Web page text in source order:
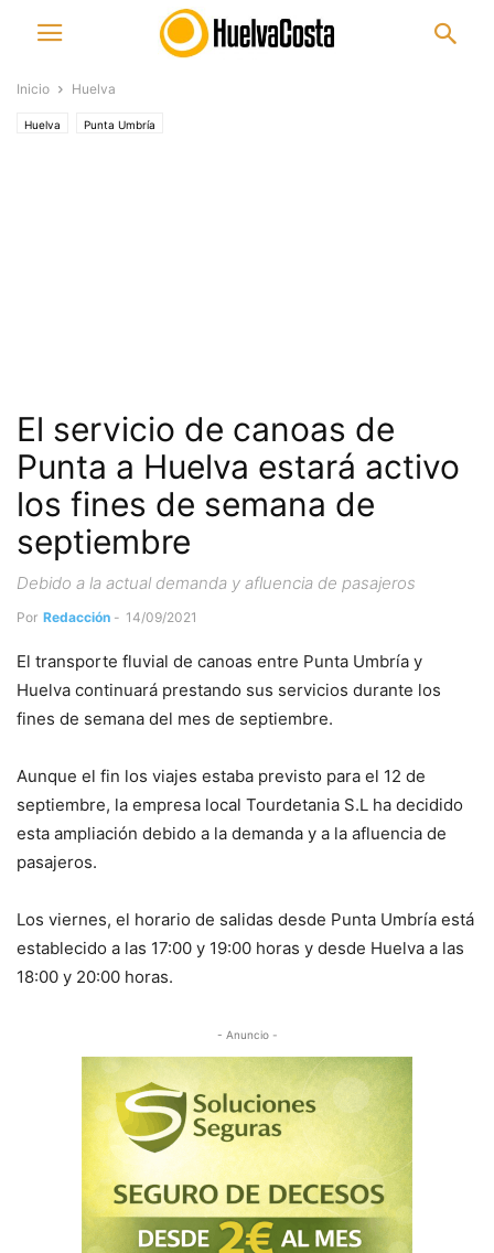
Inicio Huelva
Huelva Punta Umbría
El servicio de canoas de
Punta a Huelva estará activo
los fines de semana de
septiembre
Debido a la actual demanda y afluencia de pasajeros
Por Redacción - 14/09/2021
El transporte fluvial de canoas entre Punta Umbría y
Huelva continuará prestando sus servicios durante los
fines de semana del mes de septiembre.
Aunque el fin los viajes estaba previsto para el 12 de
septiembre, la empresa local Tourdetania S.L ha decidido
esta ampliación debido a la demanda y a la afluencia de
pasajeros.
Los viernes, el horario de salidas desde Punta Umbría está
establecido a las 17:00 y 19:00 horas y desde Huelva a las
18:00 y 20:00 horas.
- Anuncio -